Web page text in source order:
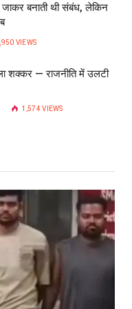
बनाती थी संबंध, लेकिन
VIEWS
शक्कर — राजनीति में उलटी
1,574VIEWS